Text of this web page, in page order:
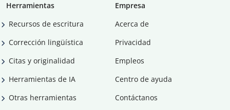
Herramientas
Recursos de escritura
Corrección lingüística
Citas y originalidad
Herramientas de IA
Otras herramientas
Empresa
Acerca de
Privacidad
Empleos
Centro de ayuda
Contáctanos